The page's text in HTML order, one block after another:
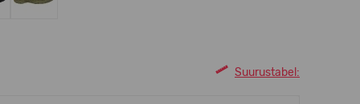
Suurustabel: